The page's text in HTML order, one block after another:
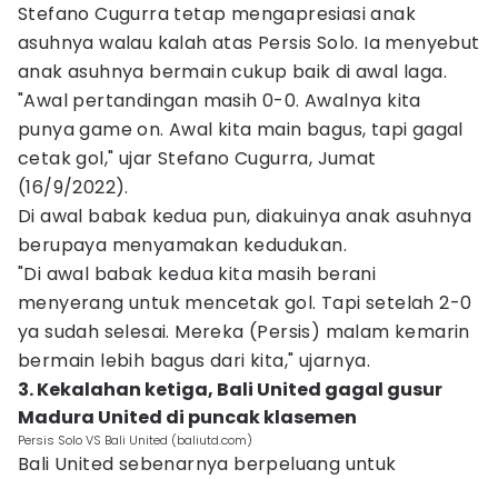
Stefano Cugurra tetap mengapresiasi anak
asuhnya walau kalah atas Persis Solo. Ia menyebut
anak asuhnya bermain cukup baik di awal laga.
"Awal pertandingan masih 0-0. Awalnya kita
punya game on. Awal kita main bagus, tapi gagal
cetak gol," ujar Stefano Cugurra, Jumat
(16/9/2022).
Di awal babak kedua pun, diakuinya anak asuhnya
berupaya menyamakan kedudukan.
"Di awal babak kedua kita masih berani
menyerang untuk mencetak gol. Tapi setelah 2-0
ya sudah selesai. Mereka (Persis) malam kemarin
bermain lebih bagus dari kita," ujarnya.
3. Kekalahan ketiga, Bali United gagal gusur
Madura United di puncak klasemen
Persis Solo VS Bali United (baliutd.com)
Bali United sebenarnya berpeluang untuk